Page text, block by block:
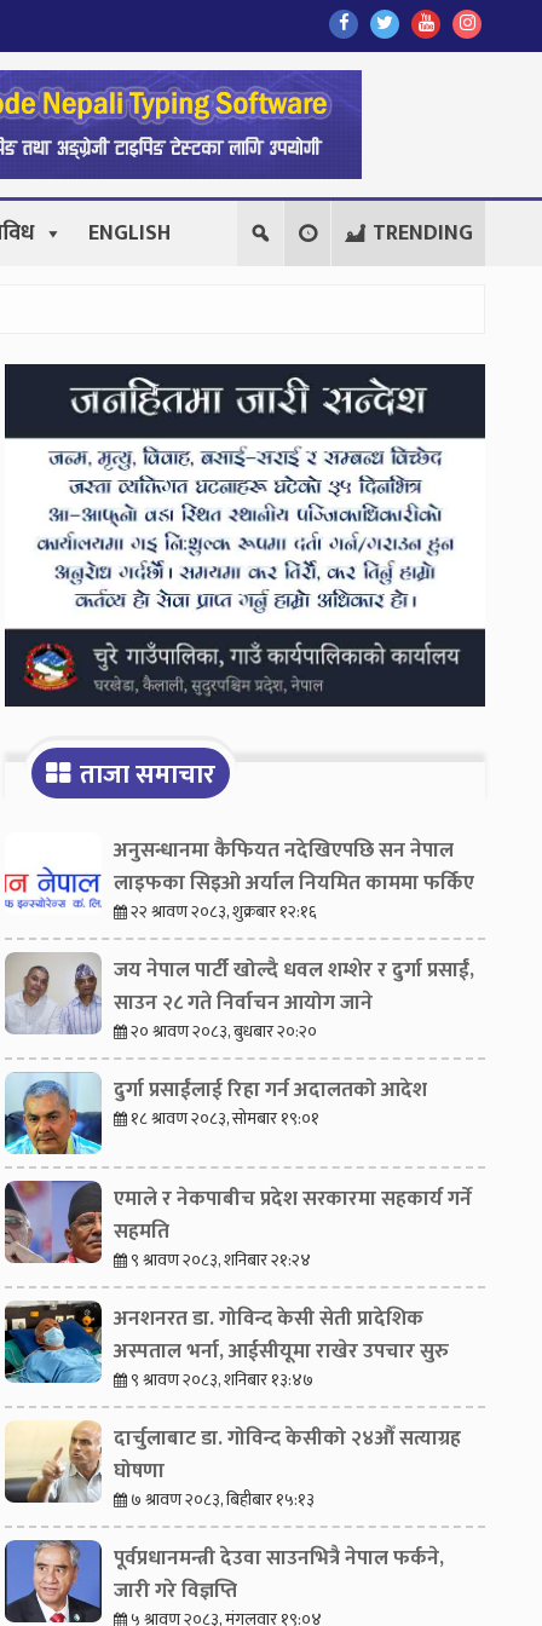
Find
Us
On
Facebook
Find
Us
Find
Us
Follow
Us
ENGLISH TRENDING
Secondary
Sidebar
ताजा समाचार
अनुसन्धानमा कैफियत नदेखिएपछि सन नेपाल
लाइफका सिइओ अर्याल नियमित काममा फर्किए
२२ श्रावण २०८३, शुक्रबार १२:१६
जय नेपाल पार्टी खोल्दै धवल शम्शेर र दुर्गा प्रसाईं,
साउन २८ गते निर्वाचन आयोग जाने
२० श्रावण २०८३, बुधबार २०:२०
दुर्गा प्रसाईंलाई रिहा गर्न अदालतको आदेश
१८ श्रावण २०८३, सोमबार १९:०१
एमाले र नेकपाबीच प्रदेश सरकारमा सहकार्य गर्ने
सहमति
९ श्रावण २०८३, शनिबार २१:२४
अनशनरत डा. गोविन्द केसी सेती प्रादेशिक
अस्पताल भर्ना, आईसीयूमा राखेर उपचार सुरु
९ श्रावण २०८३, शनिबार १३:४७
दार्चुलाबाट डा. गोविन्द केसीको २४औँ सत्याग्रह
घोषणा
७ श्रावण २०८३, बिहीबार १५:१३
पूर्वप्रधानमन्त्री देउवा साउनभित्रै नेपाल फर्कने,
जारी गरे विज्ञप्ति
५ श्रावण २०८३, मंगलवार १९:०४